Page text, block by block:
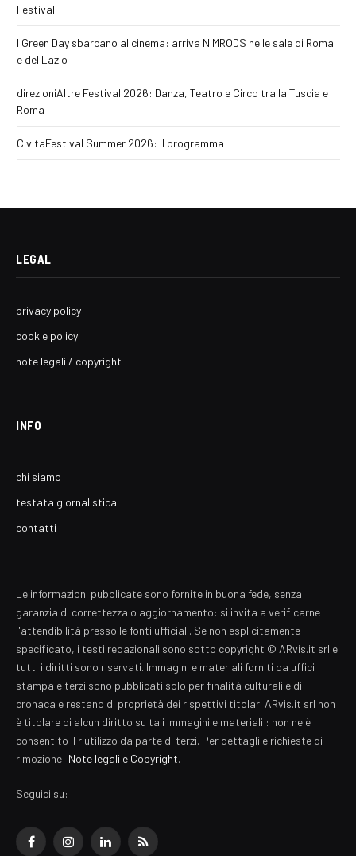
Festival
I Green Day sbarcano al cinema: arriva NIMRODS nelle sale di Roma
e del Lazio
direzioniAltre Festival 2026: Danza, Teatro e Circo tra la Tuscia e
Roma
CivitaFestival Summer 2026: il programma
LEGAL
privacy policy
cookie policy
note legali / copyright
INFO
chi siamo
testata giornalistica
contatti
Le informazioni pubblicate sono fornite in buona fede, senza
garanzia di correttezza o aggiornamento: si invita a verificarne
l'attendibilità presso le fonti ufficiali. Se non esplicitamente
specificato, i testi redazionali sono sotto copyright © ARvis.it srl e
tutti i diritti sono riservati. Immagini e materiali forniti da uffici
stampa e terzi sono pubblicati solo per finalità culturali e di
cronaca e restano di proprietà dei rispettivi titolari ARvis.it srl non
è titolare di alcun diritto su tali immagini e materiali : non ne è
consentito il riutilizzo da parte di terzi. Per dettagli e richieste di
rimozione: Note legali e Copyright.
Seguici su:
FacebookInstagramLinkedInRSS